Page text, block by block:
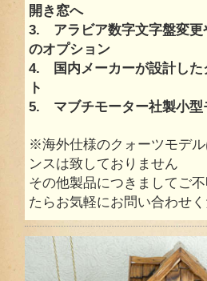
開き窓へ
3. アラビア数字文字盤変更
のオプション
4. 国内メーカーが設計した
ト
5. マブチモーター社製小型
※海外仕様のクォーツモデ
ンスは致しておりません
その他製品につきましてご
たらお気軽にお問い合わせく